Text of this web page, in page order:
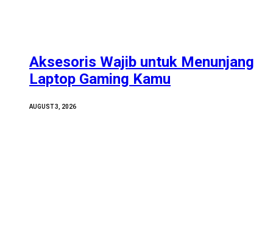
Aksesoris Wajib untuk Menunjang
Laptop Gaming Kamu
AUGUST 3, 2026